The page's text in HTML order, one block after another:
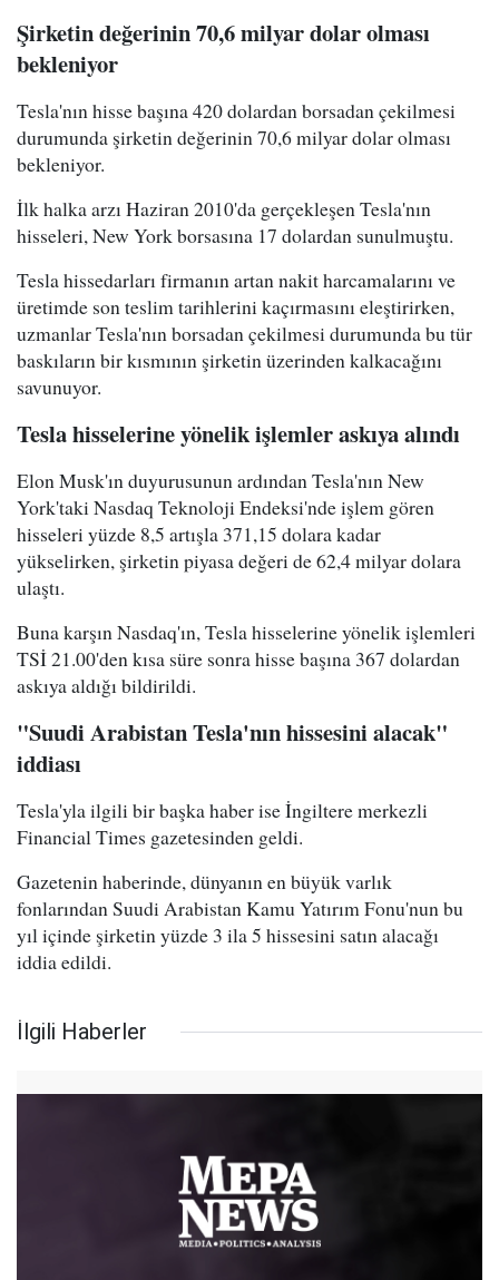
Şirketin değerinin 70,6 milyar dolar olması
bekleniyor
Tesla'nın hisse başına 420 dolardan borsadan çekilmesi
durumunda şirketin değerinin 70,6 milyar dolar olması
bekleniyor.
İlk halka arzı Haziran 2010'da gerçekleşen Tesla'nın
hisseleri, New York borsasına 17 dolardan sunulmuştu.
Tesla hissedarları firmanın artan nakit harcamalarını ve
üretimde son teslim tarihlerini kaçırmasını eleştirirken,
uzmanlar Tesla'nın borsadan çekilmesi durumunda bu tür
baskıların bir kısmının şirketin üzerinden kalkacağını
savunuyor.
Tesla hisselerine yönelik işlemler askıya alındı
Elon Musk'ın duyurusunun ardından Tesla'nın New
York'taki Nasdaq Teknoloji Endeksi'nde işlem gören
hisseleri yüzde 8,5 artışla 371,15 dolara kadar
yükselirken, şirketin piyasa değeri de 62,4 milyar dolara
ulaştı.
Buna karşın Nasdaq'ın, Tesla hisselerine yönelik işlemleri
TSİ 21.00'den kısa süre sonra hisse başına 367 dolardan
askıya aldığı bildirildi.
"Suudi Arabistan Tesla'nın hissesini alacak"
iddiası
Tesla'yla ilgili bir başka haber ise İngiltere merkezli
Financial Times gazetesinden geldi.
Gazetenin haberinde, dünyanın en büyük varlık
fonlarından Suudi Arabistan Kamu Yatırım Fonu'nun bu
yıl içinde şirketin yüzde 3 ila 5 hissesini satın alacağı
iddia edildi.
İlgili Haberler